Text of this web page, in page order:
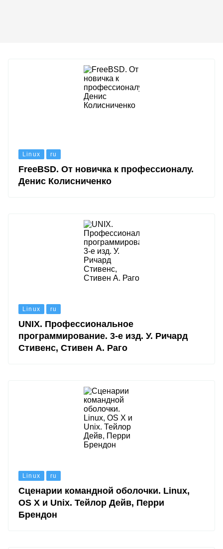
Linux ru
FreeBSD. От новичка к профессионалу.
Денис Колисниченко
Linux ru
UNIX. Профессиональное
программирование. 3-е изд. У. Ричард
Стивенс, Стивен А. Раго
Linux ru
Сценарии командной оболочки. Linux,
OS X и Unix. Тейлор Дейв, Перри
Брендон